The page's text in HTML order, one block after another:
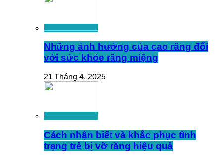
Những ảnh hưởng của cao răng đối
với sức khỏe răng miệng
21 Tháng 4, 2025
Cách nhận biết và khắc phục tình
trạng trẻ bị vỡ răng hiệu quả